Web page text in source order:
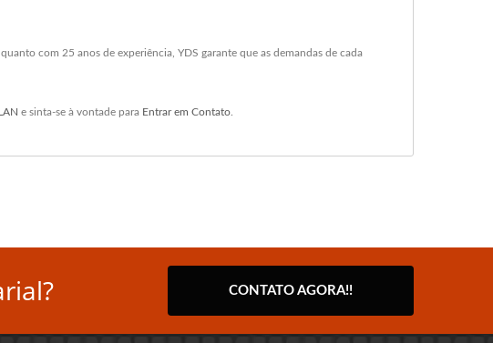
com 25 anos de experiência, YDS garante que as demandas de cada
e sinta-se à vontade para Entrar em Contato
CONTATO AGORA!!